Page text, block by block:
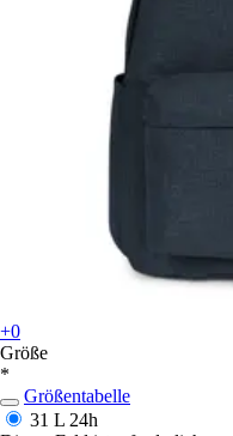
+0
Größe
*
Größentabelle
31 L 24h